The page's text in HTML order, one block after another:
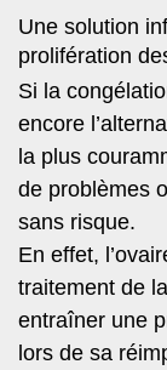
Une solution
prolifération
Si la
encore
la plus
de problèmes
sans risque.
En effet,
traitement de
entraîner une
lors de sa